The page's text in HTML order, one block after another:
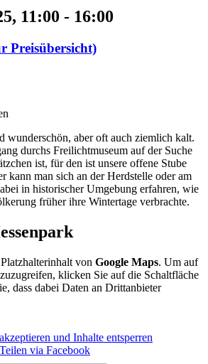
11:00 - 16:00
Preisübersicht)
wunderschön, aber oft auch ziemlich kalt.
durchs Freilichtmuseum auf der Suche
ist, für den ist unsere offene Stube
kann man sich an der Herdstelle oder am
in historischer Umgebung erfahren, wie
früher ihre Wintertage verbrachte.
von Google Maps. Um auf
klicken Sie auf die Schaltfläche
dass dabei Daten an Drittanbieter
und Inhalte entsperren
Teilen via Facebook